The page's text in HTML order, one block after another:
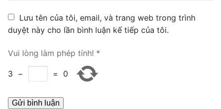
HƯỚNG DẪN
Lưu tên của tôi, email, và trang web trong trình
duyệt này cho lần bình luận kế tiếp của tôi.
Vui lòng làm phép tính! *
3 − = 0